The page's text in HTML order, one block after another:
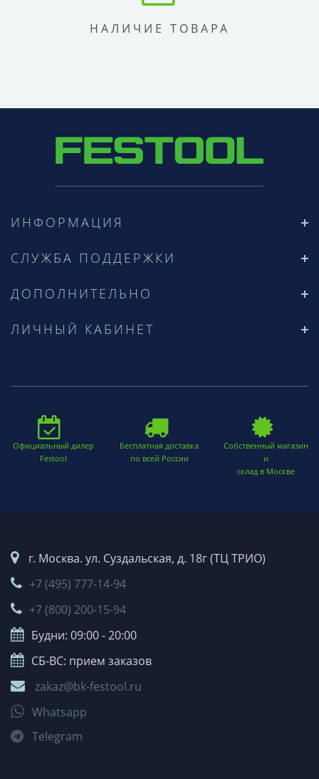
НАЛИЧИЕ ТОВАРА
ИНФОРМАЦИЯ
СЛУЖБА ПОДДЕРЖКИ
ДОПОЛНИТЕЛЬНО
ЛИЧНЫЙ КАБИНЕТ
Официальный дилер
Festool
Бесплатная доставка
по всей России
Собственный магазин
и
склад в Москве
г. Москва. ул. Суздальская, д. 18г (ТЦ ТРИО)
+7 (495) 777-14-94
+7 (800) 200-15-94
Будни: 09:00 - 20:00
СБ-ВС: прием заказов
zakaz@bk-festool.ru
Whatsapp
Telegram